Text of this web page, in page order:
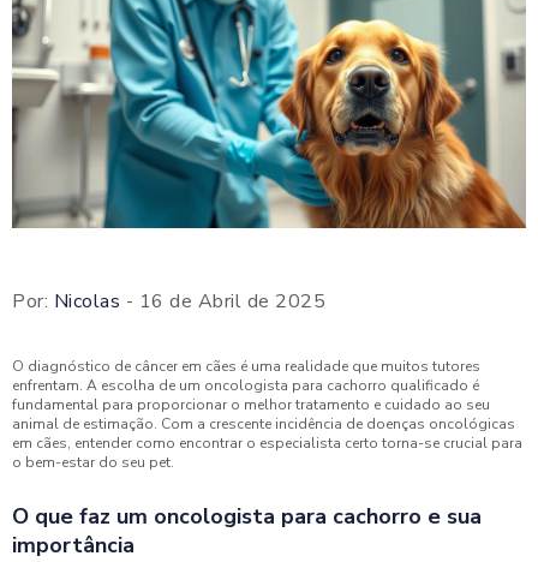
Por: Nicolas - 16 de Abril de 2025
O diagnóstico de câncer em cães é uma realidade que muitos tutores
enfrentam. A escolha de um oncologista para cachorro qualificado é
fundamental para proporcionar o melhor tratamento e cuidado ao seu
animal de estimação. Com a crescente incidência de doenças oncológicas
em cães, entender como encontrar o especialista certo torna-se crucial para
o bem-estar do seu pet.
O que faz um oncologista para cachorro e sua
importância